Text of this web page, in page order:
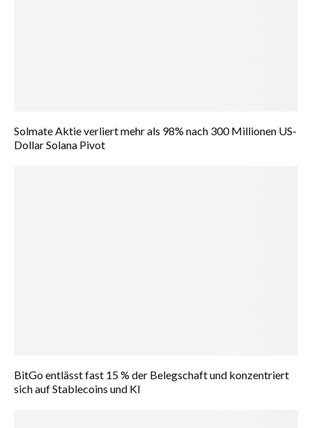
Solmate Aktie verliert mehr als 98% nach 300 Millionen US-
Dollar Solana Pivot
BitGo entlässt fast 15 % der Belegschaft und konzentriert
sich auf Stablecoins und KI